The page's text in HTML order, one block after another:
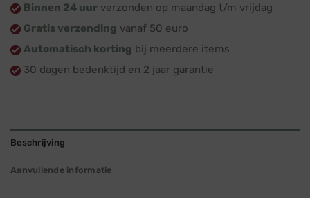
Binnen 24 uur verzonden op maandag t/m vrijdag
Gratis verzending vanaf 50 euro
Automatisch korting bij meerdere items
30 dagen bedenktijd en 2 jaar garantie
Beschrijving
Aanvullende informatie